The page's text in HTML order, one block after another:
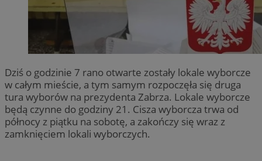
Dziś o godzinie 7 rano otwarte zostały lokale wyborcze
w całym mieście, a tym samym rozpoczęła się druga
tura wyborów na prezydenta Zabrza. Lokale wyborcze
będą czynne do godziny 21. Cisza wyborcza trwa od
północy z piątku na sobotę, a zakończy się wraz z
zamknięciem lokali wyborczych.